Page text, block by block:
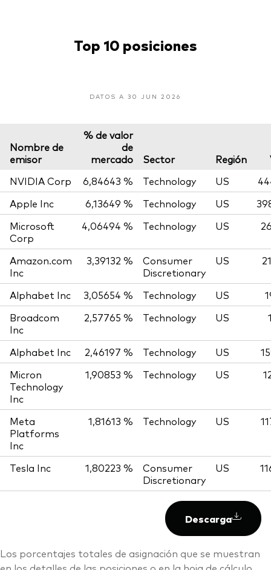
Top 10 posiciones
DATOS A 30 JUN 2026
Nombre de
emisor
% de valor
de
mercado
Sector Región
NVIDIA Corp
6,84643 % Technology US
Apple Inc
6,13649 % Technology US
Microsoft
Corp
4,06494 % Technology US
Amazon.com
Inc
3,39132 %
Consumer
Discretionary
US
Alphabet Inc 3,05654 % Technology US
Broadcom
Inc
2,57765 % Technology US
Alphabet Inc 2,46197 % Technology US
Micron
Technology
Inc
1,90853 % Technology US
Meta
Platforms
Inc
1,81613 % Technology US
Tesla Inc 1,80223 %
Consumer
Discretionary
US
Descarga
Los porcentajes totales de asignación que se muestran